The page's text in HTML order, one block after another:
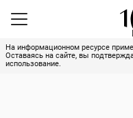
На информационном ресурсе
Оставаясь на сайте, вы
использование.